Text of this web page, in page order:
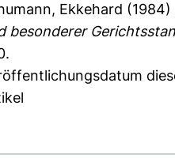
Ekkehard (1984)
besonderer